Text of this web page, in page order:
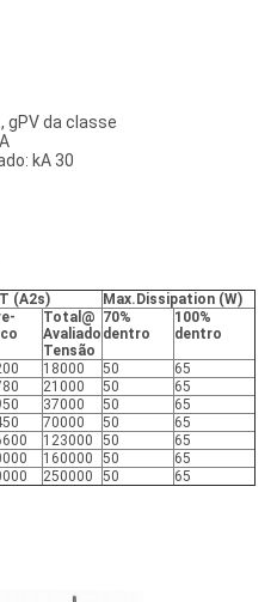
gPV da classe
kA 30
(A2s)
Max.Dissipation (W)
Total@
Avaliado
Tensão
70%
dentro
100%
dentro
18000 50
65
21000 50
65
37000 50
65
70000 50
65
123000 50
65
160000 50
65
250000 50 65